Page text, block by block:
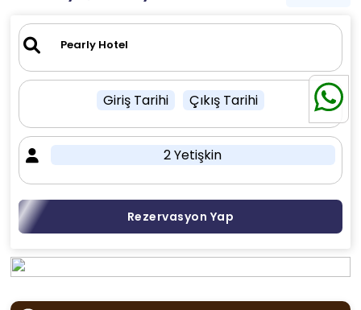
Giriş Tarihi Çıkış Tarihi
2 Yetişkin
Rezervasyon Yap